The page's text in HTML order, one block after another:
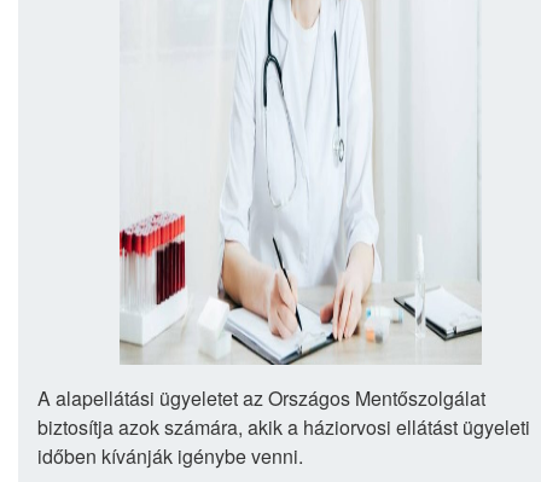
A alapellátási ügyeletet az Országos Mentőszolgálat
biztosítja azok számára, akik a háziorvosi ellátást ügyeleti
időben kívánják igénybe venni.